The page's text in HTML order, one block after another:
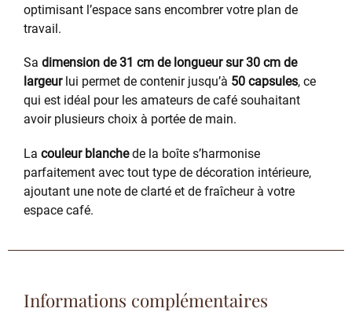
optimisant l’espace sans encombrer votre plan de
travail.
Sa dimension de 31 cm de longueur sur 30 cm de
largeurlui permet de contenir jusqu’à 50 capsules, ce
qui est idéal pour les amateurs de café souhaitant
avoir plusieurs choix à portée de main.
La couleur blanchede la boîte s’harmonise
parfaitement avec tout type de décoration intérieure,
ajoutant une note de clarté et de fraîcheur à votre
espace café.
Informations complémentaires